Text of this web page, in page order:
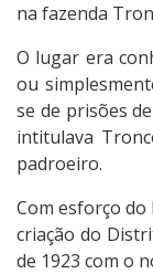
na fazenda
O lugar era
ou
se de prisões
intitulava
padroeiro.
Com esforço
criação do
de 1923 com o